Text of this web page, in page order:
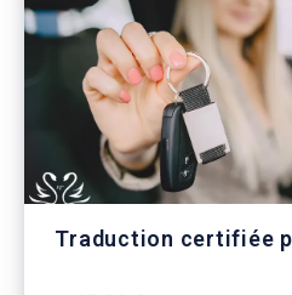
Traduction certifiée